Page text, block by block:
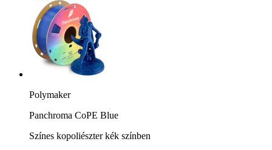
Polymaker
Panchroma CoPE Blue
Színes kopoliészter kék színben